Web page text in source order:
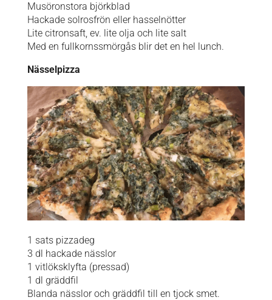
Musöronstora björkblad
Hackade solrosfrön eller hasselnötter
Lite citronsaft, ev. lite olja och lite salt
Med en fullkornssmörgås blir det en hel lunch.
Nässelpizza
1 sats pizzadeg
3 dl hackade nässlor
1 vitlöksklyfta (pressad)
1 dl gräddfil
Blanda nässlor och gräddfil till en tjock smet.